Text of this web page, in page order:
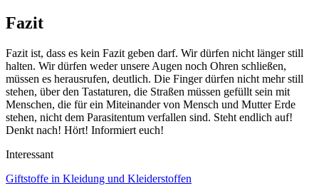
Fazit
Fazit ist, dass es kein Fazit geben darf. Wir dürfen nicht länger still
halten. Wir dürfen weder unsere Augen noch Ohren schließen,
müssen es herausrufen, deutlich. Die Finger dürfen nicht mehr still
stehen, über den Tastaturen, die Straßen müssen gefüllt sein mit
Menschen, die für ein Miteinander von Mensch und Mutter Erde
stehen, nicht dem Parasitentum verfallen sind. Steht endlich auf!
Denkt nach! Hört! Informiert euch!
Interessant
Giftstoffe in Kleidung und Kleiderstoffen